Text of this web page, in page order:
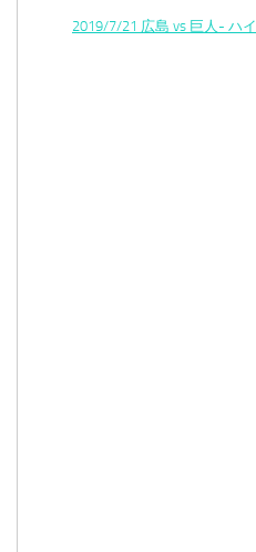
2019/7/21 広島 vs 巨人- ハ